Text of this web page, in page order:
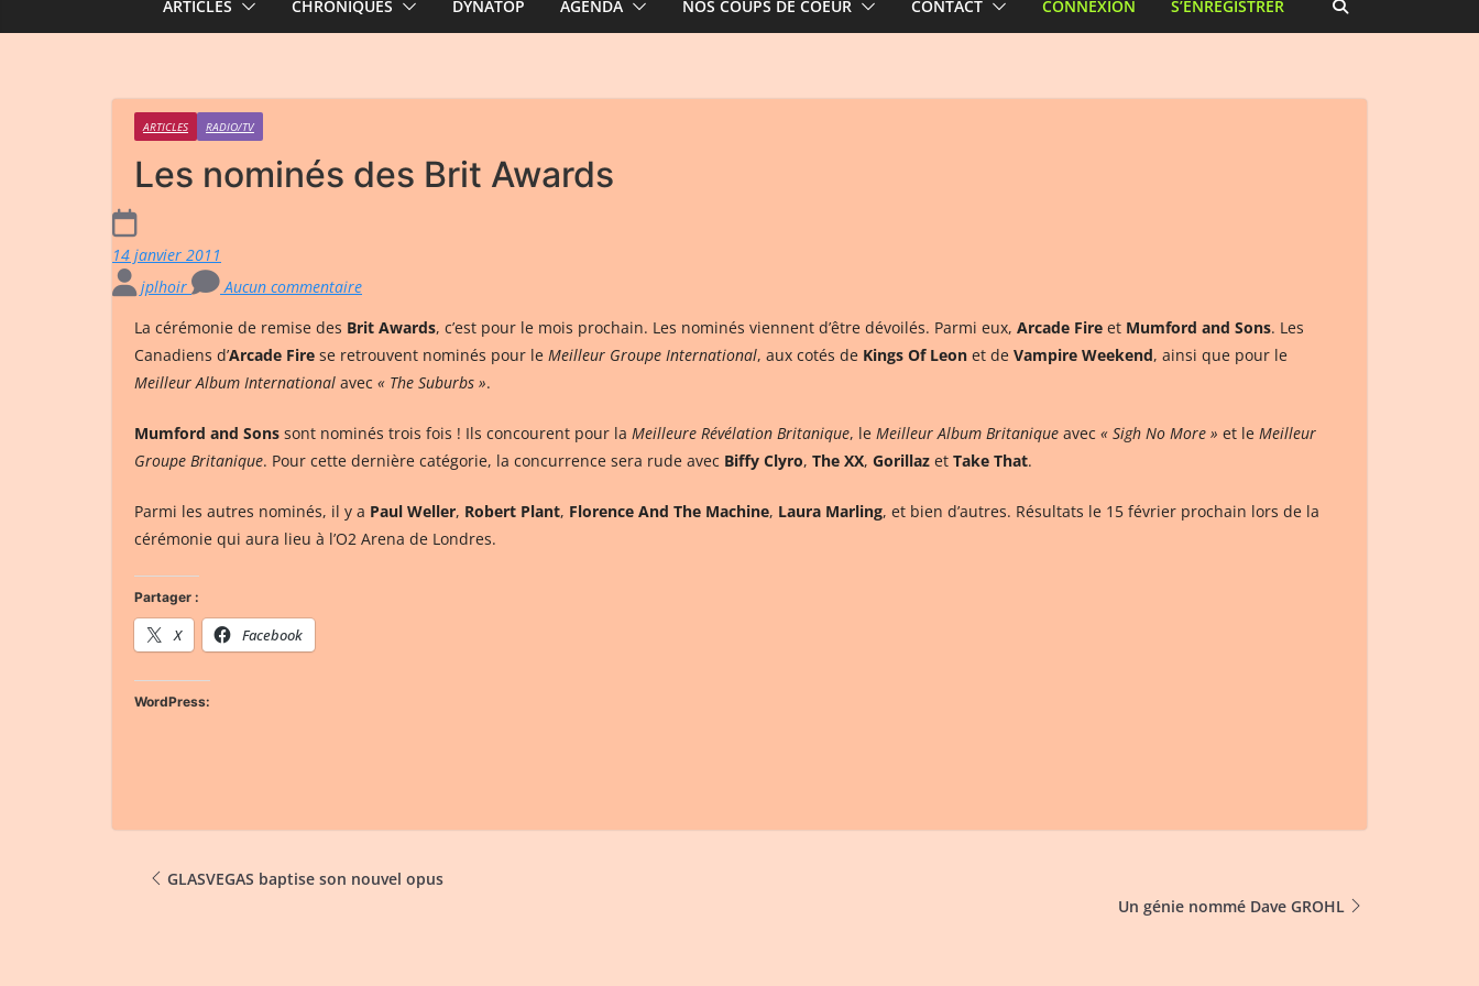
ARTICLES CHRONIQUES DYNATOP AGENDA NOS COUPS DE COEUR CONTACT CONNEXION S’ENREGISTRER
ARTICLES RADIO/TV
Les nominés des Brit Awards
14 janvier 2011
jplhoir
Aucun commentaire
La cérémonie de remise des Brit Awards, c’est pour le mois prochain. Les nominés viennent d’être dévoilés. Parmi eux, Arcade Fire et Mumford and Sons. Les
Canadiens d’Arcade Fire se retrouvent nominés pour le Meilleur Groupe International, aux cotés de Kings Of Leon et de Vampire Weekend, ainsi que pour le
Meilleur Album International avec « The Suburbs ».
Mumford and Sons sont nominés trois fois ! Ils concourent pour la Meilleure Révélation Britanique, le Meilleur Album Britanique avec « Sigh No More » et le Meilleur
Groupe Britanique. Pour cette dernière catégorie, la concurrence sera rude avec Biffy Clyro, The XX, Gorillaz et Take That.
Parmi les autres nominés, il y a Paul Weller, Robert Plant, Florence And The Machine, Laura Marling, et bien d’autres. Résultats le 15 février prochain lors de la
cérémonie qui aura lieu à l’O2 Arena de Londres.
Partager :
X Facebook
WordPress:
GLASVEGAS baptise son nouvel opus
Un génie nommé Dave GROHL